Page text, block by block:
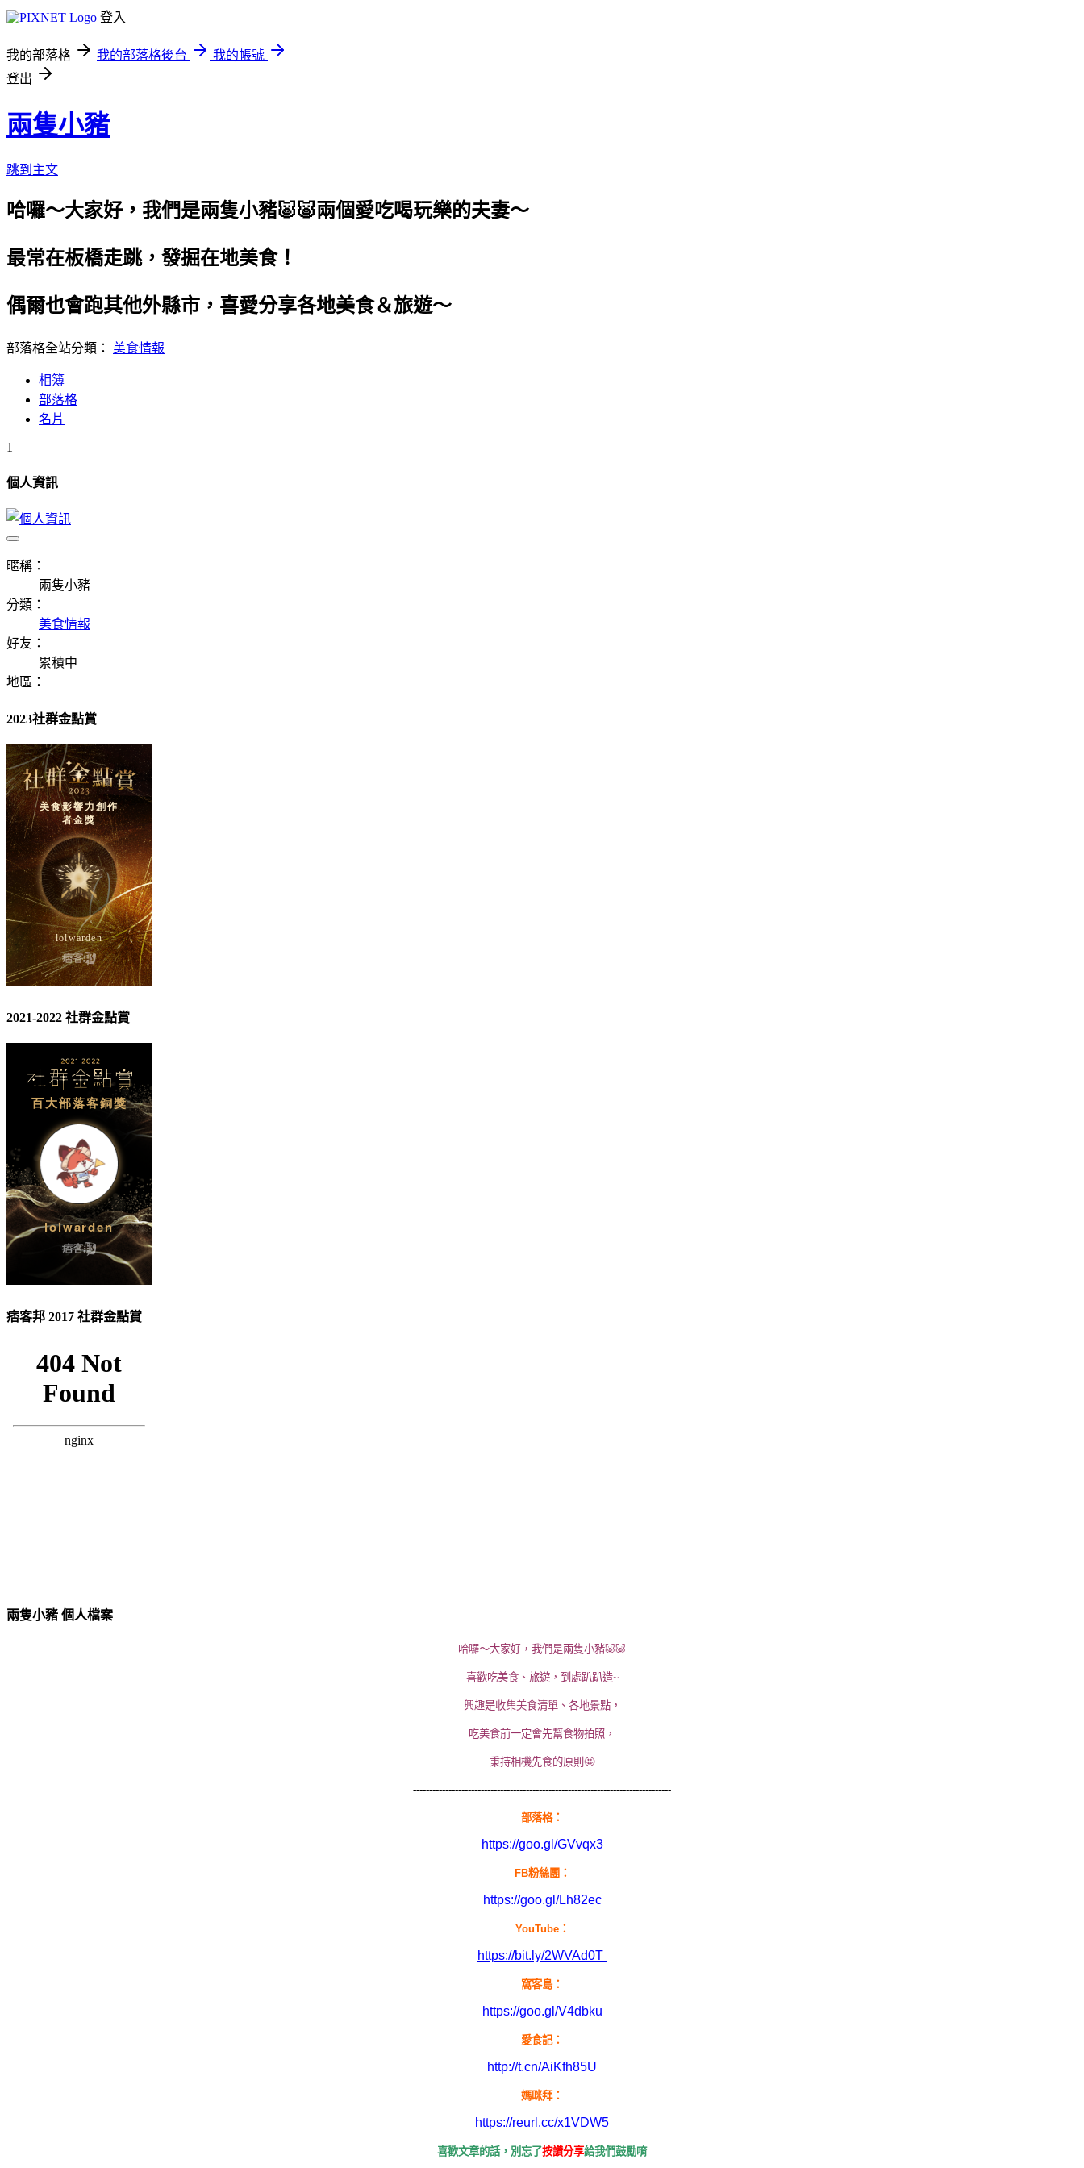
登入
我的部落格 我的部落格後台
我的帳號
登出
兩隻小豬
跳到主文
哈囉～大家好，我們是兩隻小豬🐷🐷兩個愛吃喝玩樂的夫妻～
最常在板橋走跳，發掘在地美食！
偶爾也會跑其他外縣市，喜愛分享各地美食＆旅遊～
部落格全站分類： 美食情報
相簿
部落格
名片
1
個人資訊
暱稱：
兩隻小豬
分類：
美食情報
好友：
累積中
地區：
2023社群金點賞
2021-2022 社群金點賞
痞客邦 2017 社群金點賞
兩隻小豬 個人檔案
哈囉～大家好，我們是兩隻小豬🐷🐷
喜歡吃美食、旅遊，到處趴趴造~
興趣是收集美食清單、各地景點，
吃美食前一定會先幫食物拍照，
秉持相機先食的原則🤩
--------------------------------------------------------------------------------
部落格：
https://goo.gl/GVvqx3
FB粉絲團：
https://goo.gl/Lh82ec
YouTube：
https://bit.ly/2WVAd0T
窩客島：
https://goo.gl/V4dbku
愛食記：
http://t.cn/AiKfh85U
媽咪拜：
https://reurl.cc/x1VDW5
喜歡文章的話，別忘了按讚分享給我們鼓勵唷